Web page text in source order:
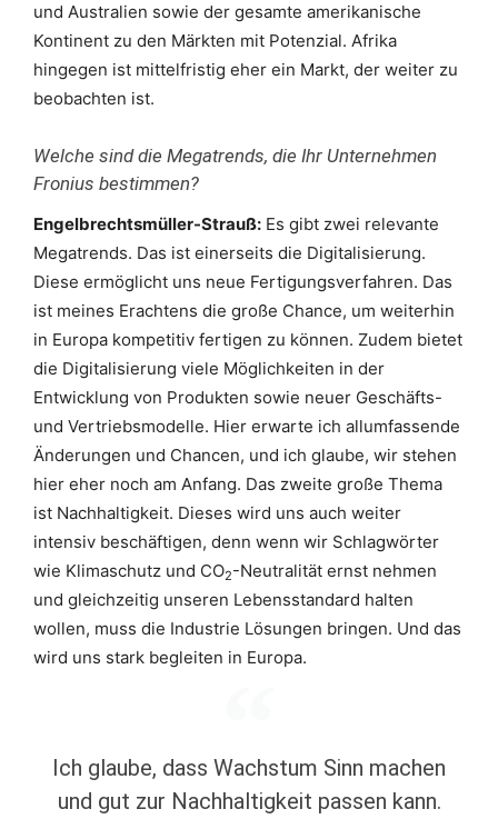
und Australien sowie der gesamte amerikanische
Kontinent zu den Märkten mit Potenzial. Afrika
hingegen ist mittelfristig eher ein Markt, der weiter zu
beobachten ist.
Welche sind die Megatrends, die Ihr Unternehmen
Fronius bestimmen?
Engelbrechtsmüller-Strauß: Es gibt zwei relevante
Megatrends. Das ist einerseits die Digitalisierung.
Diese ermöglicht uns neue Fertigungsverfahren. Das
ist meines Erachtens die große Chance, um weiterhin
in Europa kompetitiv fertigen zu können. Zudem bietet
die Digitalisierung viele Möglichkeiten in der
Entwicklung von Produkten sowie neuer Geschäfts-
und Vertriebsmodelle. Hier erwarte ich allumfassende
Änderungen und Chancen, und ich glaube, wir stehen
hier eher noch am Anfang. Das zweite große Thema
ist Nachhaltigkeit. Dieses wird uns auch weiter
intensiv beschäftigen, denn wenn wir Schlagwörter
wie Klimaschutz und CO2-Neutralität ernst nehmen
und gleichzeitig unseren Lebensstandard halten
wollen, muss die Industrie Lösungen bringen. Und das
wird uns stark begleiten in Europa.
Ich glaube, dass Wachstum Sinn machen
und gut zur Nachhaltigkeit passen kann.